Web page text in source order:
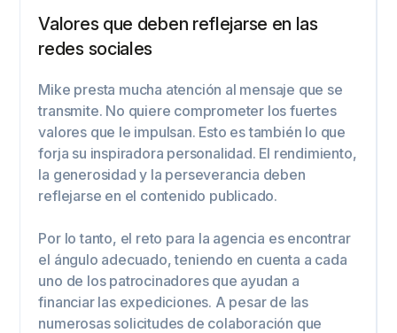
Valores que deben reflejarse en las
redes sociales
Mike presta mucha atención al mensaje que se
transmite. No quiere comprometer los fuertes
valores que le impulsan. Esto es también lo que
forja su inspiradora personalidad. El rendimiento,
la generosidad y la perseverancia deben
reflejarse en el contenido publicado.
Por lo tanto, el reto para la agencia es encontrar
el ángulo adecuado, teniendo en cuenta a cada
uno de los patrocinadores que ayudan a
financiar las expediciones. A pesar de las
numerosas solicitudes de colaboración que